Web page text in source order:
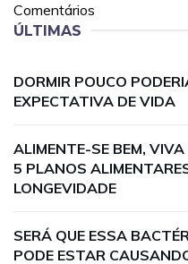
Comentários
ÚLTIMAS
DORMIR POUCO
EXPECTATIVA DE VIDA
ALIMENTE-SE BEM,
5 PLANOS
LONGEVIDADE
SERÁ QUE ESSA
PODE ESTAR